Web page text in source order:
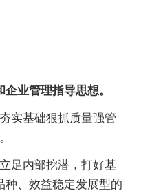
业管理指导思想。
基础狠抓质量强管
内部挖潜，打好基
种、效益稳定发展型的